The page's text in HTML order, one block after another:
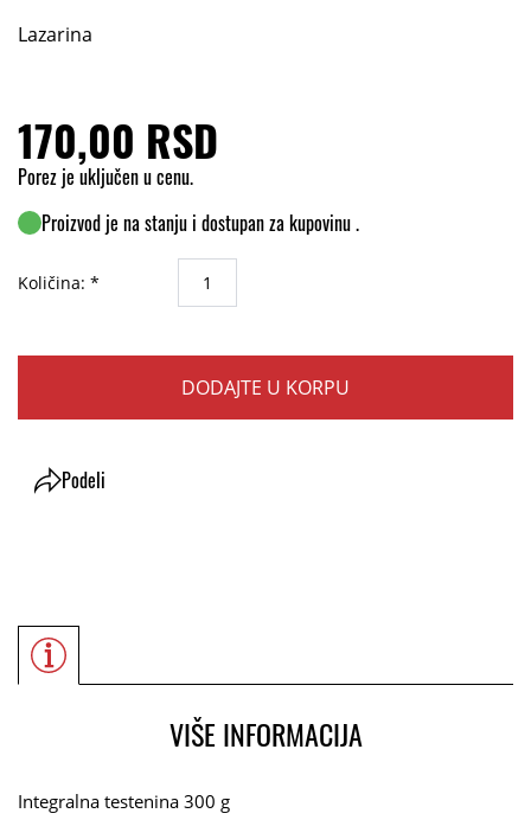
Lazarina
170,00 RSD
Porez je uključen u cenu.
Proizvod je na stanju i dostupan za kupovinu .
Količina: *
DODAJTE U KORPU
Podeli
VIŠE INFORMACIJA
Integralna testenina 300 g